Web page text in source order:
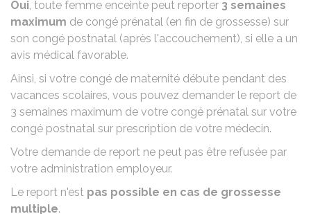
Oui, toute femme enceinte peut reporter 3 semaines
maximum de congé prénatal (en fin de grossesse) sur
son congé postnatal (après l'accouchement), si elle a un
avis médical favorable.
Ainsi, si votre congé de maternité débute pendant des
vacances scolaires, vous pouvez demander le report de
3 semaines maximum de votre congé prénatal sur votre
congé postnatal sur prescription de votre médecin.
Votre demande de report ne peut pas être refusée par
votre administration employeur.
Le report n'est pas possible en cas de grossesse
multiple.